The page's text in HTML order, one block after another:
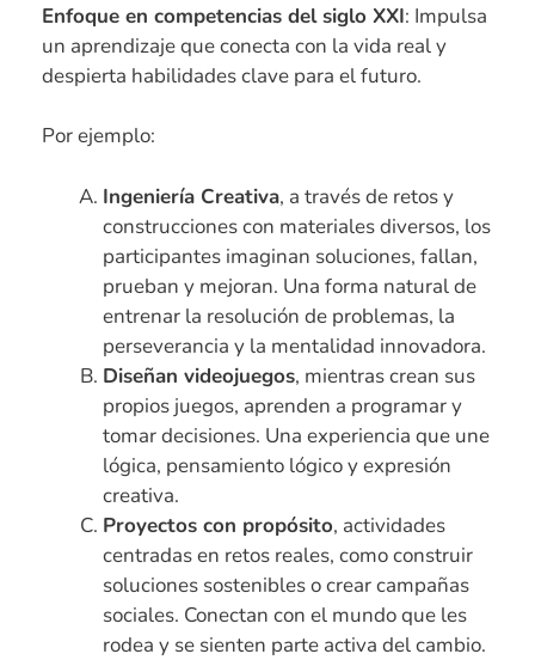
Enfoque en competencias del siglo XXI: Impulsa
un aprendizaje que conecta con la vida real y
despierta habilidades clave para el futuro.
Por ejemplo:
Ingeniería Creativa, a través de retos y
construcciones con materiales diversos, los
participantes imaginan soluciones, fallan,
prueban y mejoran. Una forma natural de
entrenar la resolución de problemas, la
perseverancia y la mentalidad innovadora.
Diseñan videojuegos, mientras crean sus
propios juegos, aprenden a programar y
tomar decisiones. Una experiencia que une
lógica, pensamiento lógico y expresión
creativa.
Proyectos con propósito, actividades
centradas en retos reales, como construir
soluciones sostenibles o crear campañas
sociales. Conectan con el mundo que les
rodea y se sienten parte activa del cambio.